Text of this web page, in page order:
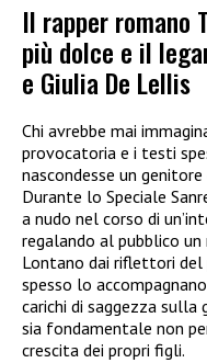
Il rapper romano
più dolce e il
e Giulia De Lellis
Chi avrebbe mai
provocatoria e i testi
nascondesse un
Durante lo Speciale
a nudo nel corso di
regalando al pubblico
Lontano dai riflettori del
spesso lo
carichi di saggezza
sia fondamentale non
crescita dei propri figli.